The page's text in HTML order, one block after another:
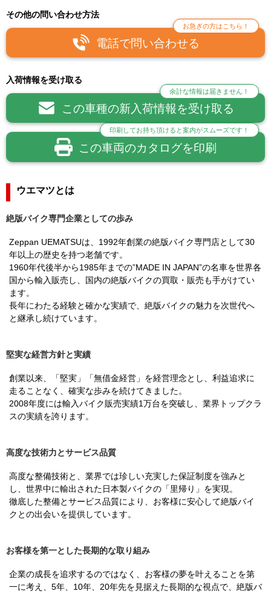
その他の問い合わせ方法
電話で問い合わせる
お急ぎの方はこちら！
入荷情報を受け取る
この車種の新入荷情報を受け取る
余計な情報は届きません！
この車両のカタログを印刷
印刷してお持ち頂けると案内がスムーズです！
ウエマツとは
絶版バイク専門企業としての歩み
Zeppan UEMATSUは、1992年創業の絶版バイク専門店として30
年以上の歴史を持つ老舗です。
1960年代後半から1985年までの”MADE IN JAPAN”の名車を世界各
国から輸入販売し、国内の絶版バイクの買取・販売も手がけてい
ます。
長年にわたる経験と確かな実績で、絶版バイクの魅力を次世代へ
と継承し続けています。
堅実な経営方針と実績
創業以来、「堅実」「無借金経営」を経営理念とし、利益追求に
走ることなく、確実な歩みを続けてきました。
2008年度には輸入バイク販売実績1万台を突破し、業界トップクラ
スの実績を誇ります。
高度な技術力とサービス品質
高度な整備技術と、業界では珍しい充実した保証制度を強みと
し、世界中に輸出された日本製バイクの「里帰り」を実現。
徹底した整備とサービス品質により、お客様に安心して絶版バイ
クとの出会いを提供しています。
お客様を第一とした長期的な取り組み
企業の成長を追求するのではなく、お客様の夢を叶えることを第
一に考え、5年、10年、20年先を見据えた長期的な視点で、絶版バ